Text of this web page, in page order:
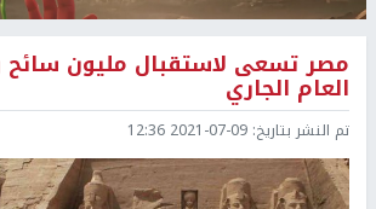
مصر تسعى لاستقبال مليون
العام الجاري
تم النشر بتاريخ: 2021-07-09 12:36